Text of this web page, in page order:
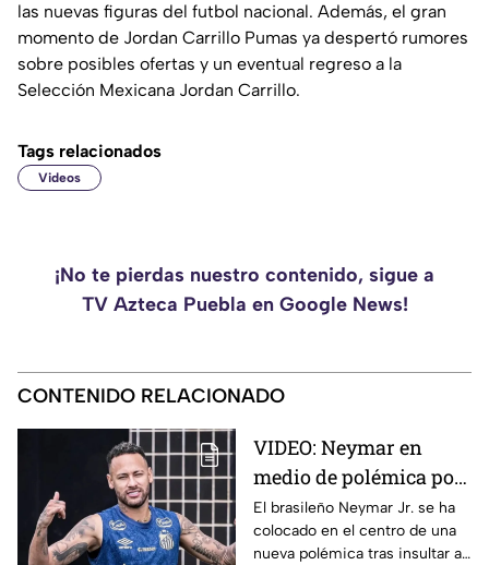
las nuevas figuras del futbol nacional. Además, el gran
momento de Jordan Carrillo Pumas ya despertó rumores
sobre posibles ofertas y un eventual regreso a la
Selección Mexicana Jordan Carrillo.
Tags relacionados
Videos
¡No te pierdas nuestro contenido, sigue a
TV Azteca Puebla en Google News!
CONTENIDO RELACIONADO
VIDEO: Neymar en
medio de polémica por
insultar a aficionados y
directivos de Remo
El brasileño Neymar Jr. se ha
colocado en el centro de una
nueva polémica tras insultar a